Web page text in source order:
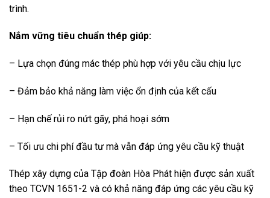
trình.
Nắm vững tiêu chuẩn thép giúp:
– Lựa chọn đúng mác thép phù hợp với yêu cầu chịu lực
– Đảm bảo khả năng làm việc ổn định của kết cấu
– Hạn chế rủi ro nứt gãy, phá hoại sớm
– Tối ưu chi phí đầu tư mà vẫn đáp ứng yêu cầu kỹ thuật
Thép xây dựng của Tập đoàn Hòa Phát hiện được sản xuất
theo TCVN 1651-2 và có khả năng đáp ứng các yêu cầu kỹ